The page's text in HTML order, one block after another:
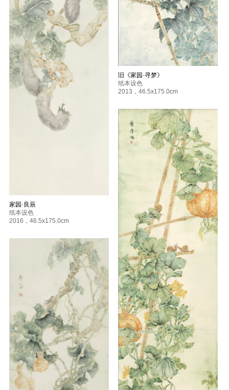
旧《家园·寻梦》
纸本设色
2013 ， 46.5x175.0cm
家园·良辰
纸本设色
2016 ， 46.5x175.0cm